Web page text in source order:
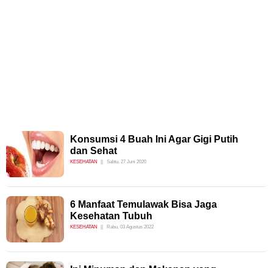
Konsumsi 4 Buah Ini Agar Gigi Putih
dan Sehat
KESEHATAN Sabtu, 27 Juni 2020
6 Manfaat Temulawak Bisa Jaga
Kesehatan Tubuh
KESEHATAN Rabu, 03 Agustus 2022